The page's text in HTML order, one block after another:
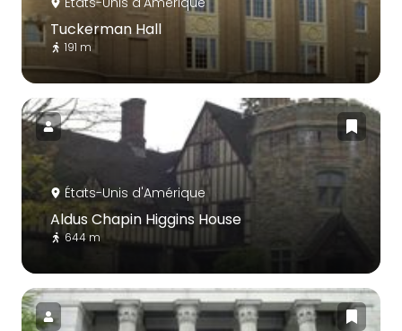
Tuckerman Hall
191 m
États-Unis d'Amérique
Aldus Chapin Higgins House
644 m